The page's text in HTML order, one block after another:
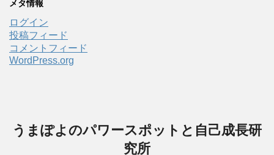
メタ情報
ログイン
投稿フィード
コメントフィード
WordPress.org
うまぽよのパワースポットと自己成長研
究所